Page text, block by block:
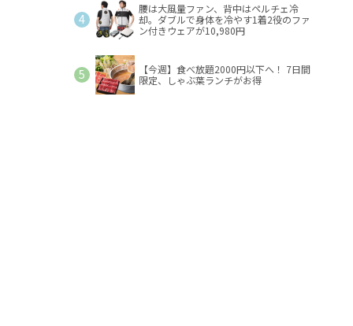
腰は大風量ファン、背中はペルチェ冷
却。ダブルで身体を冷やす1着2役のファ
ン付きウェアが10,980円
【今週】食べ放題2000円以下へ！ 7日間
限定、しゃぶ葉ランチがお得